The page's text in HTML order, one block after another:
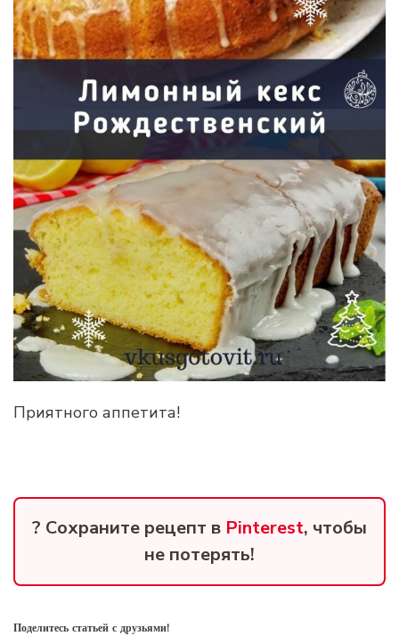
Приятного аппетита!
? Сохраните рецепт в Pinterest, чтобы
не потерять!
Поделитесь статьей с друзьями!